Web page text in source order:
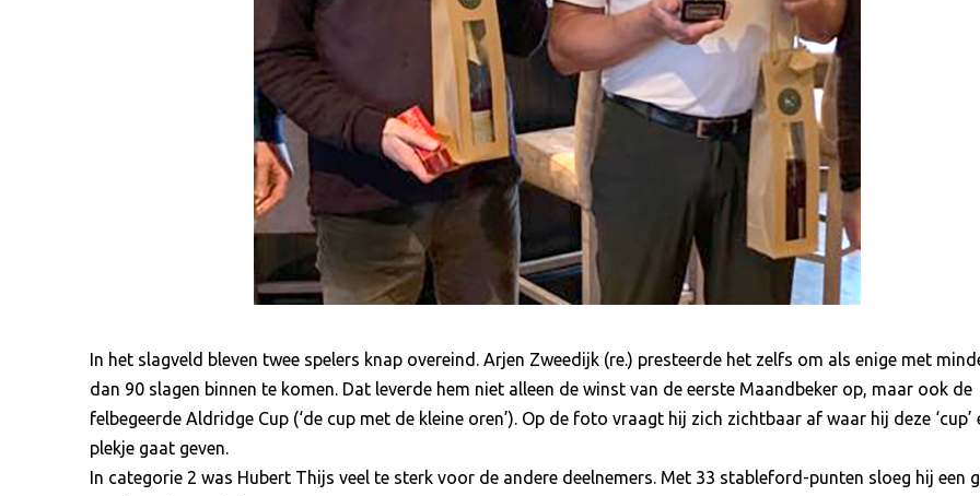
In het slagveld bleven twee spelers knap overeind. Arjen Zweedijk (re.) presteerde het zelfs om als enige met
dan 90 slagen binnen te komen. Dat leverde hem niet alleen de winst van de eerste Maandbeker op, maar ook de
felbegeerde Aldridge Cup (‘de cup met de kleine oren’). Op de foto vraagt hij zich zichtbaar af waar hij deze ‘cup’
plekje gaat geven.
In categorie 2 was Hubert Thijs veel te sterk voor de andere deelnemers. Met 33 stableford-punten sloeg hij een